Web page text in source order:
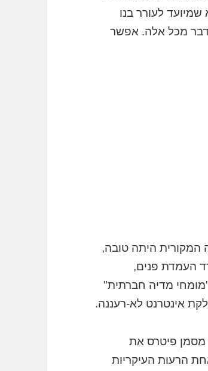
לעורר בנו
דבר מכל אלה. אפשר
המקורית היתה טובה,
העמדת פנים,
מדיה חברתית"
אינטרנט לא-רעננה.
מסמן פיטרס את
הרעות העיקריות